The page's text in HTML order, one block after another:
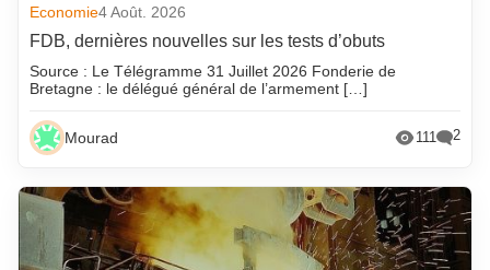
Economie4 Août. 2026
FDB, dernières nouvelles sur les tests d’obuts
Source : Le Télégramme 31 Juillet 2026 Fonderie de
Bretagne : le délégué général de l’armement […]
Mourad 111 2